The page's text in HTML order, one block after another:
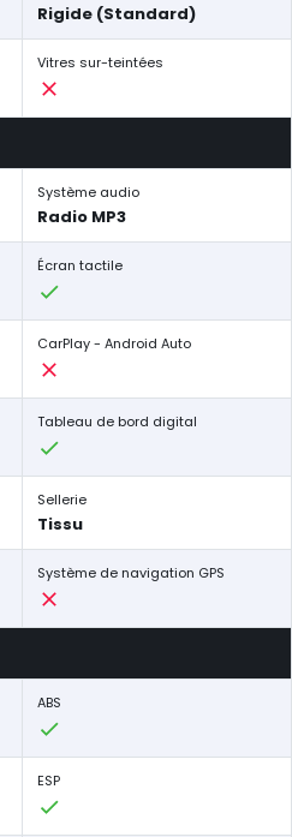
Rigide (Standard)
Vitres sur-teintées
Système audio
Radio MP3
Écran tactile
CarPlay - Android Auto
Tableau de bord digital
Sellerie
Tissu
Système de navigation GPS
ABS
ESP